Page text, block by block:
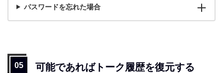
パスワードを忘れた場合
可能であればトーク履歴を復元する